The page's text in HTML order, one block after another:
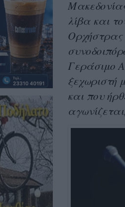
λίβα και
Ορχήστρας
Γεράσιμο
ξεχωριστή
και που